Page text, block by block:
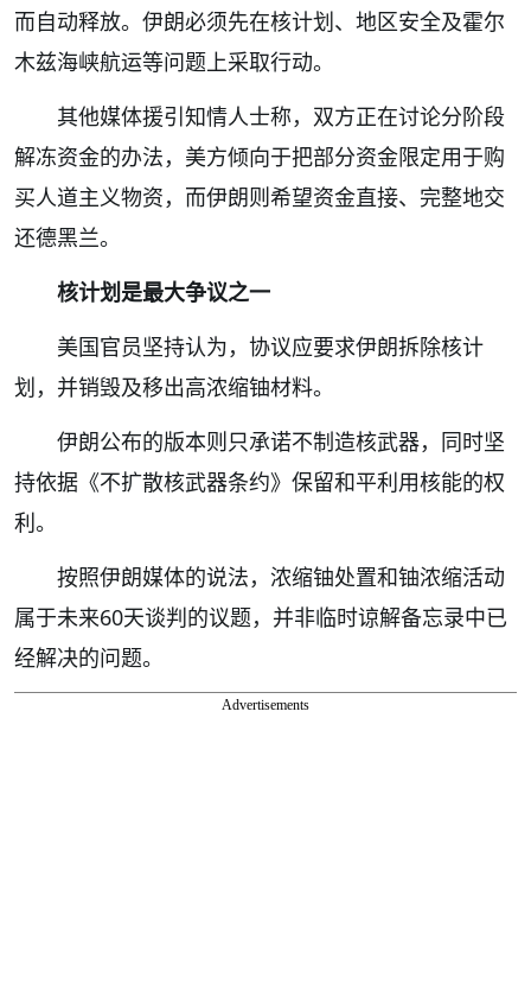
而自动释放。伊朗必须先在核计划、地区安全及霍尔
木兹海峡航运等问题上采取行动。
其他媒体援引知情人士称，双方正在讨论分阶段
解冻资金的办法，美方倾向于把部分资金限定用于购
买人道主义物资，而伊朗则希望资金直接、完整地交
还德黑兰。
核计划是最大争议之一
美国官员坚持认为，协议应要求伊朗拆除核计
划，并销毁及移出高浓缩铀材料。
伊朗公布的版本则只承诺不制造核武器，同时坚
持依据《不扩散核武器条约》保留和平利用核能的权
利。
按照伊朗媒体的说法，浓缩铀处置和铀浓缩活动
属于未来60天谈判的议题，并非临时谅解备忘录中已
经解决的问题。
Advertisements